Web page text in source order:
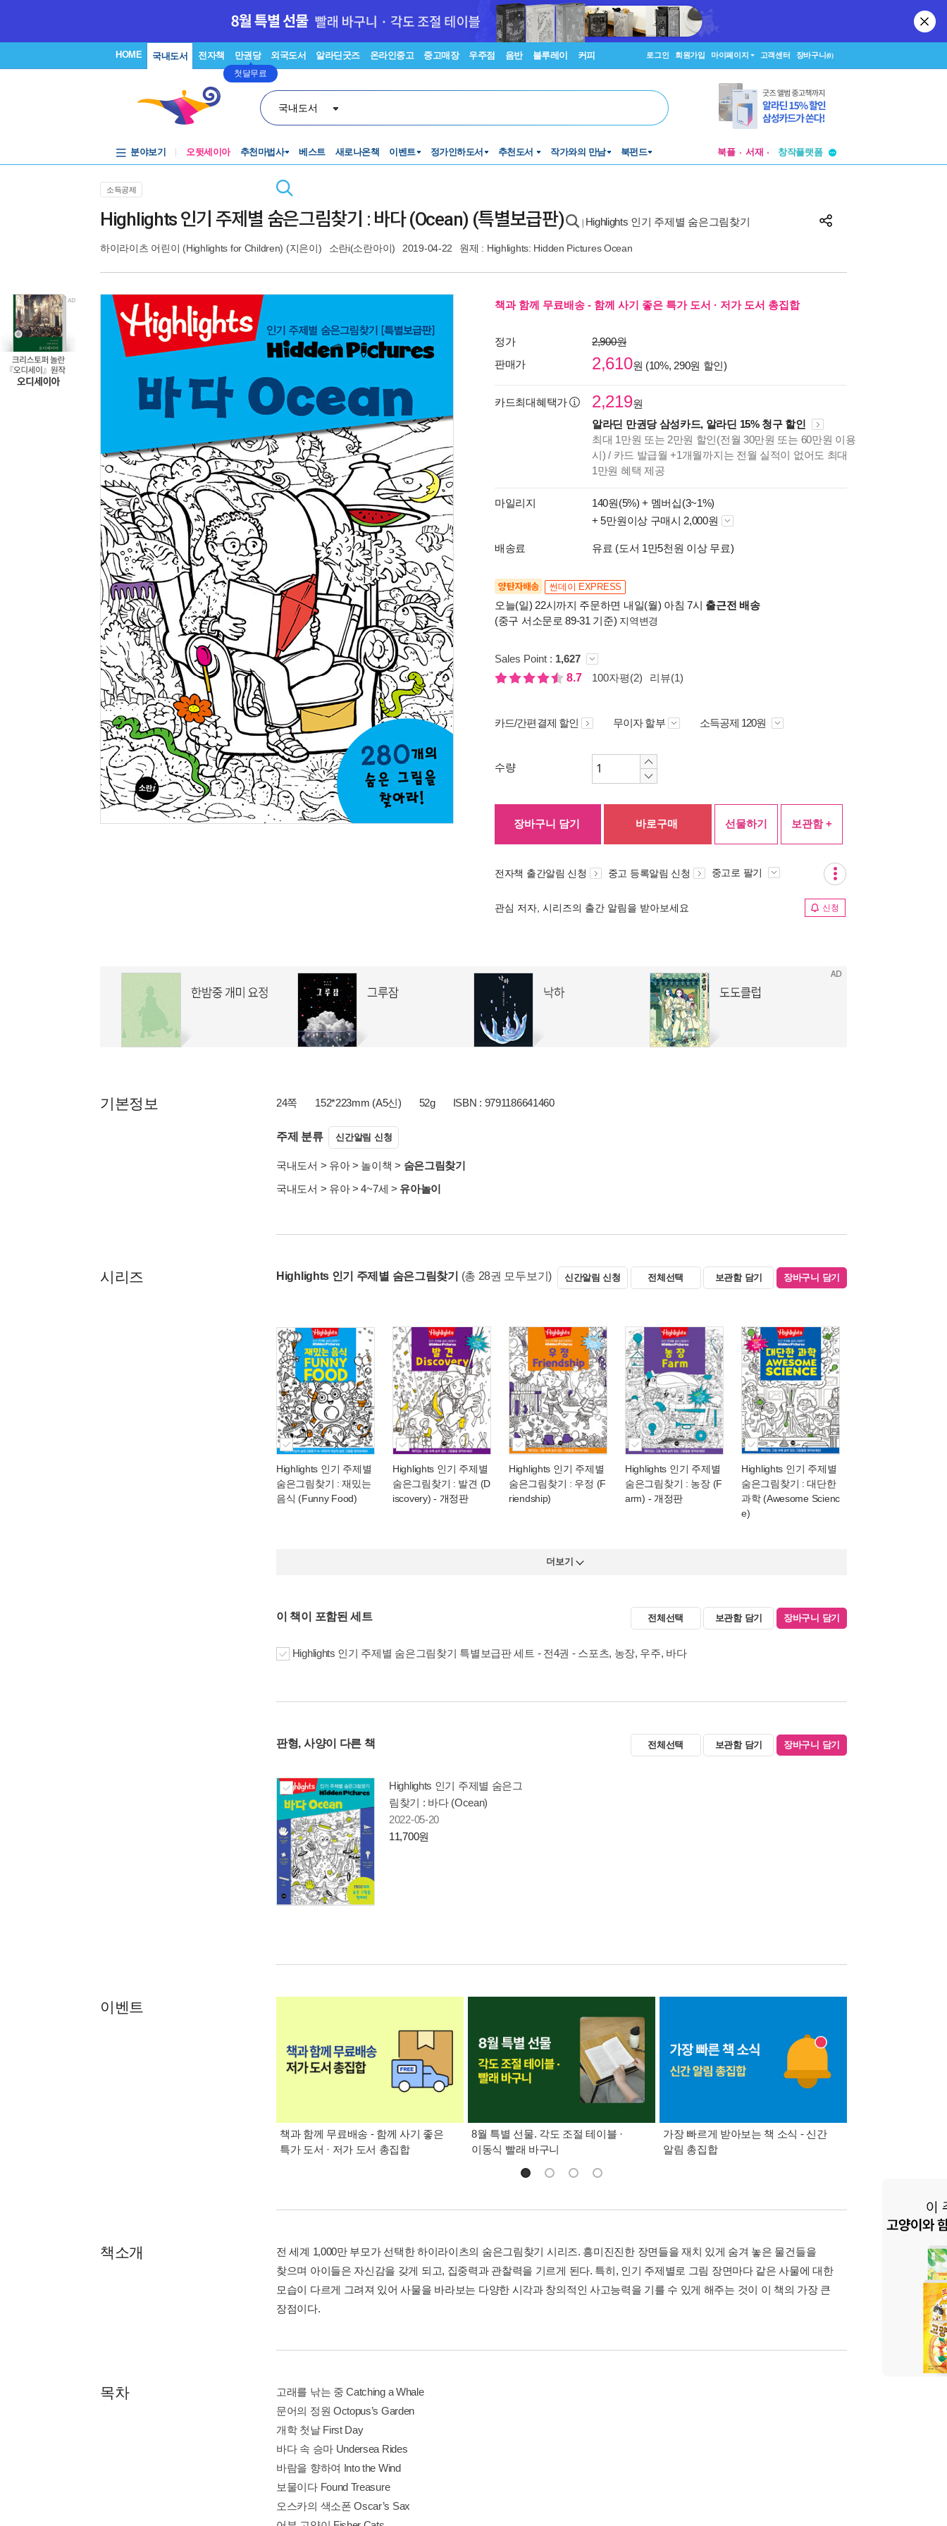
HOME 국내도서 전자책 만권당
첫달무료
외국도서 알라딘굿즈 온라인중고 중고매장 우주점 음반 블루레이 커피 로그인 회원가입 마이페이지 고객센터 장바구니(0)
국내도서
분야보기 오뒷세이아 추천마법사 베스트 새로나온책 이벤트 정가인하도서 추천도서 작가와의 만남 북펀드 북플 서재
창작플랫폼
소득공제
Highlights 인기 주제별 숨은그림찾기 : 바다 (Ocean) (특별보급판) Highlights 인기 주제별 숨은그림찾기
하이라이츠 어린이 (Highlights for Children) (지은이) 소란i(소란아이) 2019-04-22 원제 : Highlights: Hidden Pictures Ocean
책과 함께 무료배송 - 함께 사기 좋은 특가 도서 · 저가 도서 총집합
정가
2,900원
판매가
2,610원 (10%, 290원 할인)
카드최대혜택가 2,219원
알라딘 만권당 삼성카드, 알라딘 15% 청구 할인
최대 1만원 또는 2만원 할인(전월 30만원 또는 60만원 이용
시) / 카드 발급월 +1개월까지는 전월 실적이 없어도 최대
1만원 혜택 제공
마일리지 140원(5%) + 멤버십(3~1%)
+ 5만원이상 구매시 2,000원
배송료 유료 (도서 1만5천원 이상 무료)
양탄자배송 썬데이 EXPRESS
오늘(일) 22시까지 주문하면 내일(월) 아침 7시 출근전 배송
(중구 서소문로 89-31 기준) 지역변경
Sales Point : 1,627
8.7
100자평(2) 리뷰(1)
카드/간편결제 할인 무이자 할부 소득공제 120원
수량
장바구니 담기 바로구매 선물하기 보관함 +
전자책 출간알림 신청 중고 등록알림 신청 중고로 팔기
관심 저자, 시리즈의 출간 알림을 받아보세요 신청
기본정보 24쪽 152*223mm (A5신) 52g ISBN : 9791186641460
주제 분류 신간알림 신청
국내도서 > 유아> 놀이책 > 숨은그림찾기
국내도서 > 유아>4~7세 > 유아놀이
시리즈 Highlights 인기 주제별 숨은그림찾기 (총 28권 모두보기) 신간알림 신청 전체선택 보관함 담기 장바구니 담기
Highlights 인기 주제별
숨은그림찾기 : 재밌는
음식 (Funny Food)
Highlights 인기 주제별
숨은그림찾기 : 발견 (D
iscovery) - 개정판
Highlights 인기 주제별
숨은그림찾기 : 우정 (F
riendship)
Highlights 인기 주제별
숨은그림찾기 : 농장 (F
arm) - 개정판
Highlights 인기 주제별
숨은그림찾기 : 대단한
과학 (Awesome Scienc
e)
더보기
이 책이 포함된 세트 전체선택 보관함 담기 장바구니 담기
Highlights 인기 주제별 숨은그림찾기 특별보급판 세트 - 전4권 - 스포츠, 농장, 우주, 바다
판형, 사양이 다른 책 전체선택 보관함 담기 장바구니 담기
Highlights 인기 주제별 숨은그
림찾기 : 바다 (Ocean)
2022-05-20
11,700원
이벤트
책과 함께 무료배송 - 함께 사기 좋은
특가 도서 · 저가 도서 총집합
8월 특별 선물. 각도 조절 테이블 ·
이동식 빨래 바구니
가장 빠르게 받아보는 책 소식 - 신간
알림 총집합
책소개
전 세계 1,000만 부모가 선택한 하이라이츠의 숨은그림찾기 시리즈. 흥미진진한 장면들을 재치 있게 숨겨 놓은 물건들을
찾으며 아이들은 자신감을 갖게 되고, 집중력과 관찰력을 기르게 된다. 특히, 인기 주제별로 그림 장면마다 같은 사물에 대한
모습이 다르게 그려져 있어 사물을 바라보는 다양한 시각과 창의적인 사고능력을 기를 수 있게 해주는 것이 이 책의 가장 큰
장점이다.
목차
고래를 낚는 중 Catching a Whale
문어의 정원 Octopus’s Garden
개학 첫날 First Day
바다 속 승마 Undersea Rides
바람을 향하여 Into the Wind
보물이다 Found Treasure
오스카의 색소폰 Oscar’s Sax